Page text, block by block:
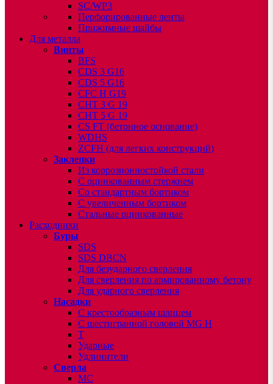
SC/WP3
Перфорированные ленты
Прижимные шайбы
Для металла
Винты
BFS
CDS 3 G16
CDS 5 G16
CFC H G19
CHT 3 G 19
CHT 5 G 19
CS FT (бетонное основание)
WDHS
ZCFH (для легких конструкций)
Заклепки
Из коррозионностойкой стали
С оцинкованным стержнем
Со стандартным бортиком
С увеличенным бортиком
Стальные оцинкованные
Расходники
Буры
SDS
SDS DBCN
Для безударного сверления
Для сверления по армированному бетону
Для ударного сверления
Насадки
С крестообразным шлицем
С шестигранной головой MG H
T
Ударные
Удлинители
Сверла
МС